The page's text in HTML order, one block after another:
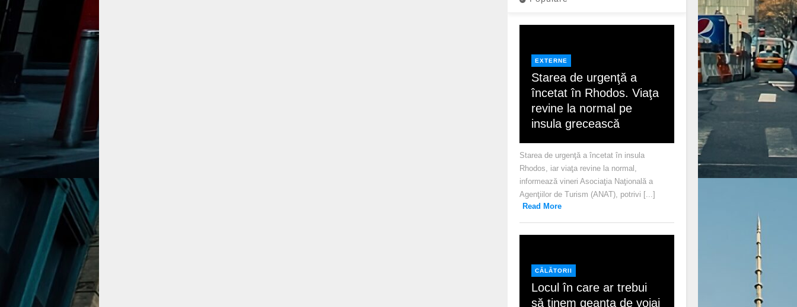
EXTERNE
Starea de urgenţă a
încetat în Rhodos. Viaţa
revine la normal pe
insula grecească
Starea de urgenţă a încetat în insula
Rhodos, iar viaţa revine la normal,
informează vineri Asociaţia Naţională a
Agenţiilor de Turism (ANAT), potrivi [...]
Read More
CĂLĂTORII
Locul în care ar trebui
să ținem geanta de voiaj